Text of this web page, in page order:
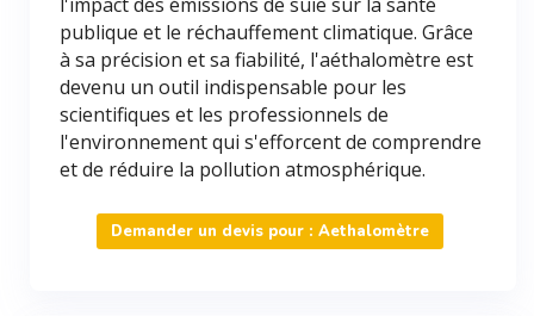
publique et le réchauffement climatique. Grâce
à sa précision et sa fiabilité, l'aéthalomètre est
devenu un outil indispensable pour les
scientifiques et les professionnels de
l'environnement qui s'efforcent de comprendre
et de réduire la pollution atmosphérique.
Demander un devis pour : Aethalomètre